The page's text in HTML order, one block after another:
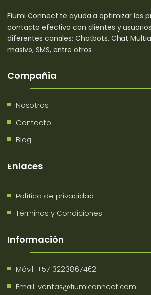
Fiumi Connect te ayuda a optimizar los
contacto efectivo con clientes y
diferentes canales: Chatbots, Chat
masivo, SMS, entre otros.
Compañia
Nosotros
Contacto
Blog
Enlaces
Política de privacidad
Términos y Condiciones
Información
Móvil: +57 3223867462
Email: ventas@fiumiconnect.com